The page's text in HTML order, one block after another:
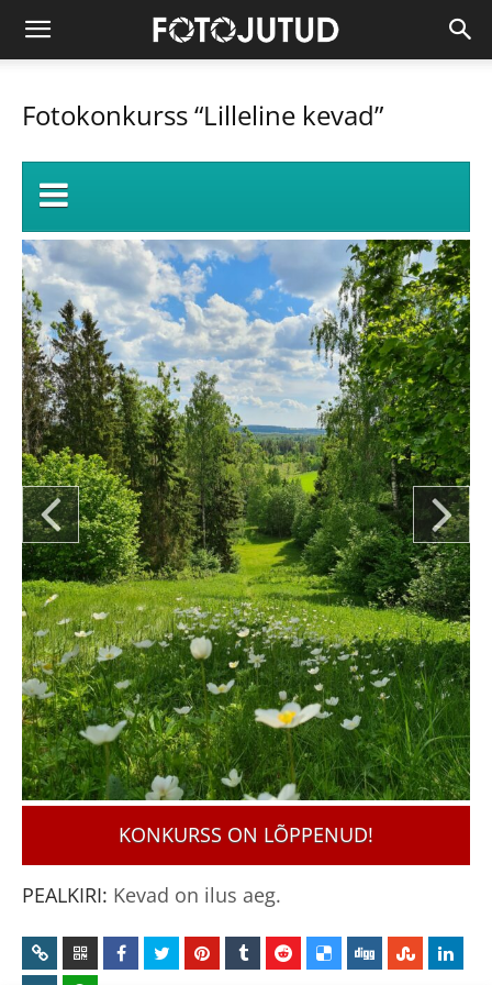
Fotokonkurss “Lilleline kevad”
KONKURSS ON LÕPPENUD!
PEALKIRI: Kevad on ilus aeg.